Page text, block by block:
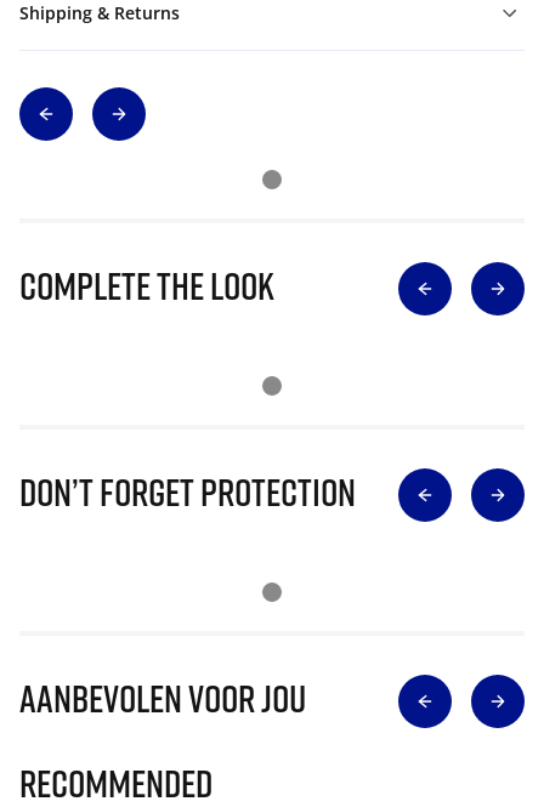
Shipping & Returns
Complete The Look
Don’t Forget Protection
Aanbevolen voor jou
Recommended